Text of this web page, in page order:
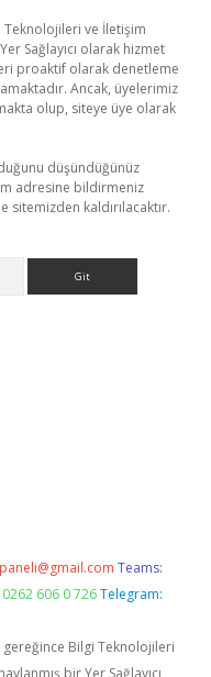
Teknolojileri ve İletişim
Sağlayıcı olarak hizmet
proaktif olarak denetleme
Ancak, üyelerimiz
olup, siteye üye olarak
düşündüğünüz
adresine bildirmeniz
kaldırılacaktır.
Teams:
606 0 726 Telegram:
gereğince Bilgi Teknolojileri
bir Yer Sağlayıcı